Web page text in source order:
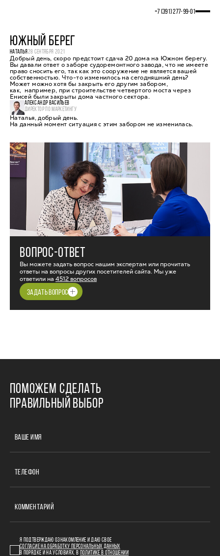
+7 (391) 277‒99‒01
ЮЖНЫЙ БЕРЕГ
НАТАЛЬЯ28 СЕНТЯБРЯ 2021
Добрый день, скоро предстоит сдача 20 дома на Южном берегу.
Вы давали ответ о заборе судоремонтного завода, что не имеете
право сносить его, так как это сооружение не является вашей
собственностью. Что-то изменилось на сегодняшний день?
Может можно хотя бы закрыть его другим забором,
как, например, при строительстве четвертого моста через
Енисей были закрыты дома частного сектора.
АЛЕКСАНДР ВАСИЛЬЕВ
ДИРЕКТОР ПО МАРКЕТИНГУ
Наталья, добрый день.
На данный момент ситуация с этим забором не изменилась.
ВОПРОС-ОТВЕТ
Вы можете задать вопрос нашим экспертам или прочитать
ответы на вопросы других посетителей сайта. Мы уже
ответили на 4512 вопросов
ЗАДАТЬ ВОПРОС
ПОМОЖЕМ СДЕЛАТЬ
ПРАВИЛЬНЫЙ ВЫБОР
ВАШЕ ИМЯ
ТЕЛЕФОН
КОММЕНТАРИЙ
Я ПОДТВЕРЖДАЮ ОЗНАКОМЛЕНИЕ И ДАЮ СВОЕ
СОГЛАСИЕ НА ОБРАБОТКУ ПЕРСОНАЛЬНЫХ ДАННЫХ
В ПОРЯДКЕ И НА УСЛОВИЯХ, В
ПОЛИТИКЕ В ОТНОШЕНИИ